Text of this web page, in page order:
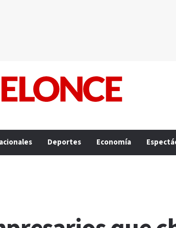
Deportes Economía